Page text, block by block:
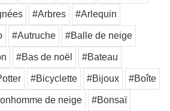
#Arbres #Arlequin
#Autruche #Balle de neige
#Bas de noël #Bateau
#Bicyclette #Bijoux #Boîte
de neige #Bonsaï